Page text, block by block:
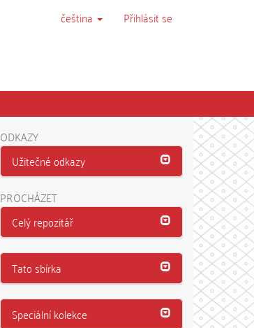
čeština Přihlásit se
ODKAZY
Užitečné odkazy
PROCHÁZET
Celý repozitář
Tato sbírka
Speciální kolekce